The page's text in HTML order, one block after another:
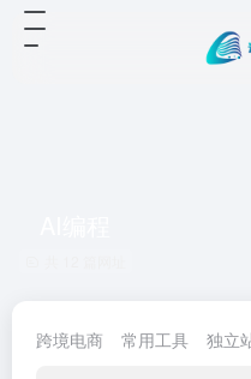
跨境电商 常用工具 独立